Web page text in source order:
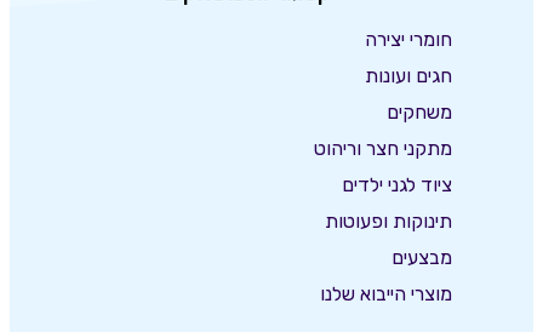
חומרי יצירה
חגים ועונות
משחקים
מתקני חצר וריהוט
ציוד לגני ילדים
תינוקות ופעוטות
מבצעים
מוצרי הייבוא שלנו